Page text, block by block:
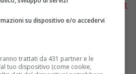
che non sono entrati nel cast
www.youtube.com/watch?
le 26 canzoni selezionate...
su dispositivo e/o accedervi
trattati da 431 partner e le
tuo dispositivo (come cookie,